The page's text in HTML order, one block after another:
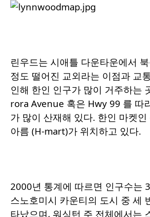
린우드는 시애틀 다운타운에서
정도 떨어진 교외라는 이점과 교
인해 한인 인구가 많이 거주하는
rora Avenue 혹은 Hwy 99 를 따
가 많이 산재해 있다. 한인 마켓
아름 (H-mart)가 위치하고 있다.
2000년 통계에 따르면 인구수는
스노호미시 카운티의 도시 중 세
타났으며, 워싱턴 주 전체에서는